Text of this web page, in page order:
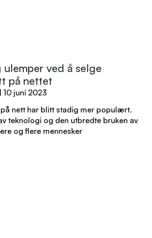
ulemper ved å selge
på nettet
10 juni 2023
nett har blitt stadig mer populært.
teknologi og den utbredte bruken av
og flere mennesker